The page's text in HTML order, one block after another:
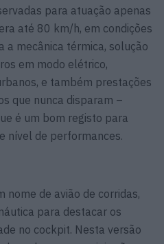
para atuação apenas
até 80 km/h, em condições
a mecânica térmica, solução
em modo elétrico,
e também prestações
que nunca disparam –
é um bom registo para
nível de performances.
nome de avião de corridas,
para destacar os
no cockpit. Nesta versão